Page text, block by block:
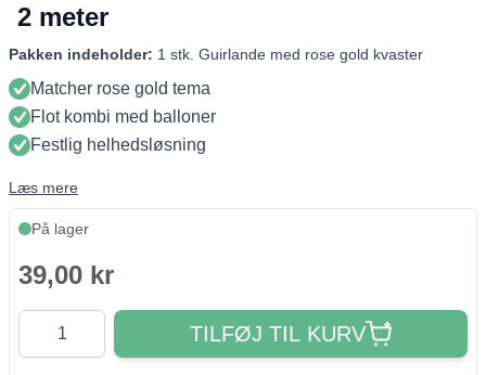
2 meter
Pakken indeholder: 1 stk. Guirlande med rose gold kvaster
Matcher rose gold tema
Flot kombi med balloner
Festlig helhedsløsning
Læs mere
På lager
39,00 kr
Antal
TILFØJ TIL KURV